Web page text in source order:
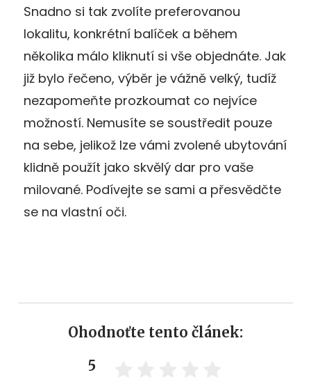
Snadno si tak zvolíte preferovanou
lokalitu, konkrétní balíček a během
několika málo kliknutí si vše objednáte. Jak
již bylo řečeno, výběr je vážně velký, tudíž
nezapomeňte prozkoumat co nejvíce
možností. Nemusíte se soustředit pouze
na sebe, jelikož lze vámi zvolené ubytování
klidně použít jako skvělý dar pro vaše
milované. Podívejte se sami a přesvědčte
se na vlastní oči.
Ohodnoťte tento článek:
5